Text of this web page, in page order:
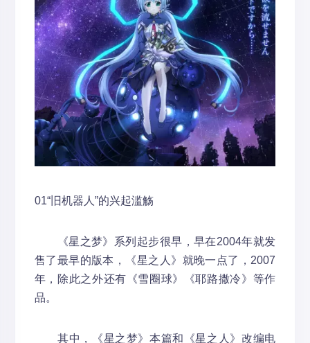
01“旧机器人”的兴起滥觞
《星之梦》系列起步很早，早在2004年就发
售了最早的版本，《星之人》就晚一点了，2007
年，除此之外还有《雪圈球》《耶路撒冷》等作
品。
其中，《星之梦》本篇和《星之人》改编电